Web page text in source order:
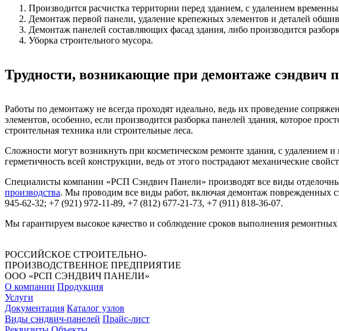
Производится расчистка территории перед зданием, с удалением
Демонтаж первой панели, удаление крепежных элементов и деталей
Демонтаж панелей составляющих фасад здания, либо производится
Уборка строительного мусора.
Трудности, возникающие при демонтаже сэндвич
Работы по демонтажу не всегда проходят идеально, ведь их проведение
элементов, особенно, если производится разборка панелей здания, которое
строительная техника или строительные леса.
Сложности могут возникнуть при косметическом ремонте здания, с
герметичность всей конструкции, ведь от этого пострадают механические
Специалисты компании «РСП Сэндвич Панели» производят все виды
производства. Мы проводим все виды работ, включая демонтаж поврежденных
945-62-32; +7 (921) 972-11-89, +7 (812) 677-21-73, +7 (911) 818-36-07.
Мы гарантируем высокое качество и соблюдение сроков выполнения
РОССИЙСКОЕ СТРОИТЕЛЬНО-
ПРОИЗВОДСТВЕННОЕ ПРЕДПРИЯТИЕ
ООО «РСП СЭНДВИЧ ПАНЕЛИ»
О компании Продукция
Услуги
Документация Каталог узлов
Виды сэндвич-панелей Прайс-лист